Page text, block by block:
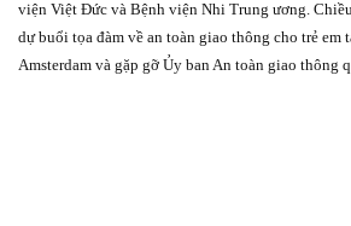
viện Việt Đức và Bệnh viện Nhi Trung ương.
dự buổi tọa đàm về an toàn giao thông cho trẻ em
Amsterdam và gặp gỡ Ủy ban An toàn giao thông